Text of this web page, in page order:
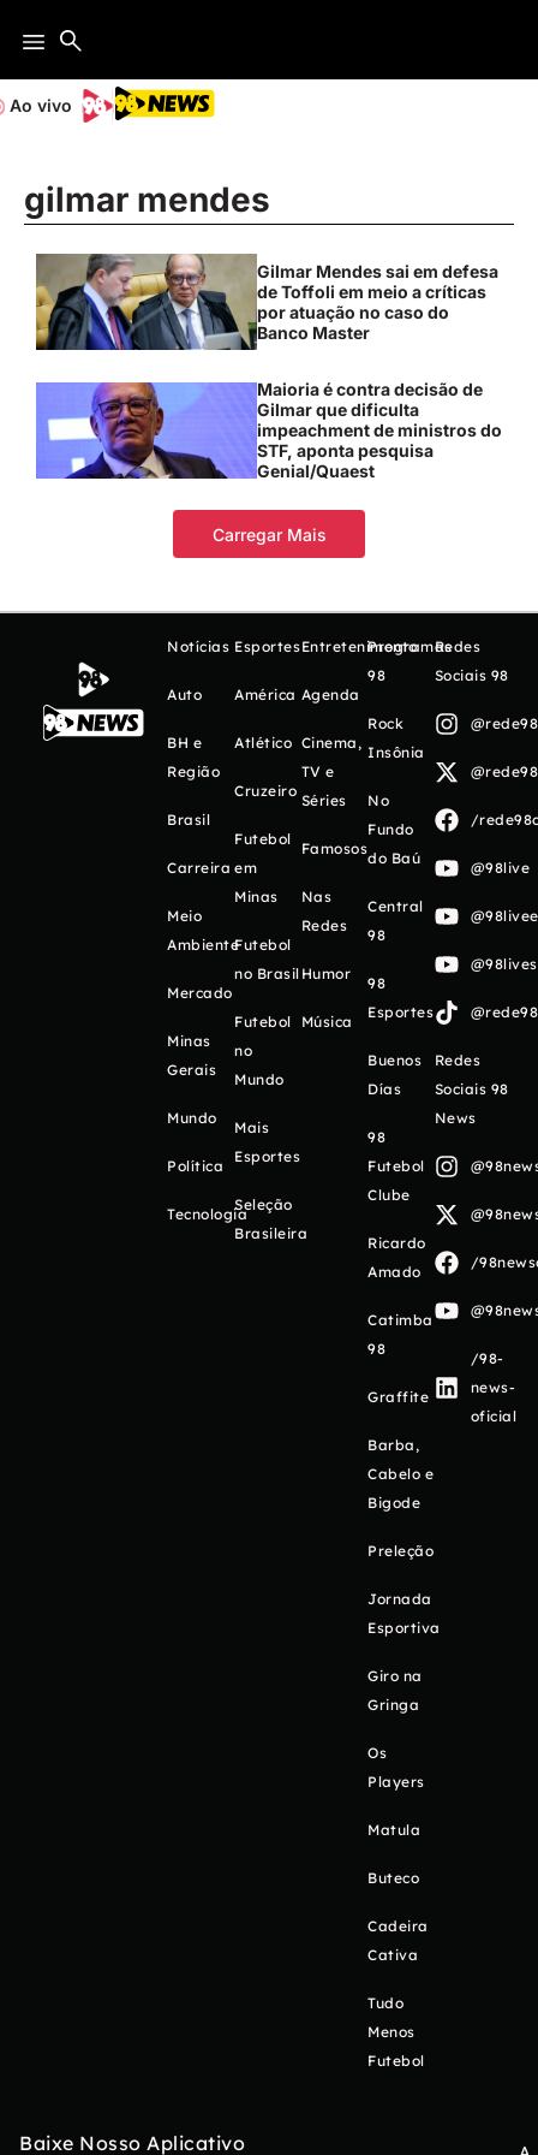
Ao vivo
gilmar mendes
Gilmar Mendes sai em defesa
de Toffoli em meio a críticas
por atuação no caso do
Banco Master
Maioria é contra decisão de
Gilmar que dificulta
impeachment de ministros do
STF, aponta pesquisa
Genial/Quaest
Carregar Mais
Notícias
Auto
BH e
Região
Brasil
Carreira
Meio
Ambiente
Mercado
Minas
Gerais
Mundo
Política
Tecnologia
Esportes
América
Atlético
Cruzeiro
Futebol
em
Minas
Futebol
no Brasil
Futebol
no
Mundo
Mais
Esportes
Seleção
Brasileira
Entretenimento
Agenda
Cinema,
TV e
Séries
Famosos
Nas
Redes
Humor
Música
Programas
98
Rock
Insônia
No
Fundo
do Baú
Central
98
98
Esportes
Buenos
Días
98
Futebol
Clube
Ricardo
Amado
Catimba
98
Graffite
Barba,
Cabelo e
Bigode
Preleção
Jornada
Esportiva
Giro na
Gringa
Os
Players
Matula
Buteco
Cadeira
Cativa
Tudo
Menos
Futebol
Redes
Sociais 98
/
@98live
Redes
Sociais 98
News
/
/98-
news-
oficial
Baixe Nosso Aplicativo